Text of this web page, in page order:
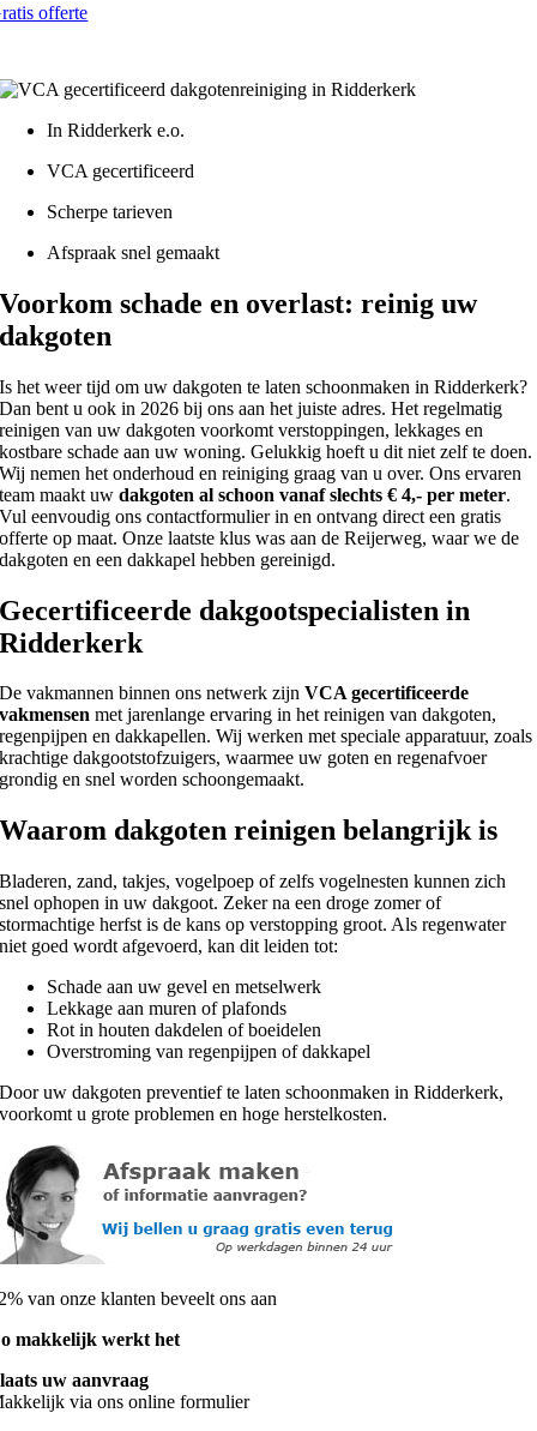
offerte
In Ridderkerk e.o.
VCA gecertificeerd
Scherpe tarieven
Afspraak snel gemaakt
Voorkom schade en overlast: reinig uw
dakgoten
Is het weer tijd om uw dakgoten te laten schoonmaken in Ridderkerk?
Dan bent u ook in 2026 bij ons aan het juiste adres. Het regelmatig
reinigen van uw dakgoten voorkomt verstoppingen, lekkages en
kostbare schade aan uw woning. Gelukkig hoeft u dit niet zelf te doen.
Wij nemen het onderhoud en reiniging graag van u over. Ons ervaren
team maakt uwdakgoten al schoon vanaf slechts € 4,- per meter.
Vul eenvoudig ons contactformulier in en ontvang direct een gratis
offerte op maat. Onze laatste klus was aan de Reijerweg, waar we de
dakgoten en een dakkapel hebben gereinigd.
Gecertificeerde dakgootspecialisten in
Ridderkerk
De vakmannen binnen ons netwerk zijnVCA gecertificeerde
vakmensen met jarenlange ervaring in het reinigen van dakgoten,
regenpijpen en dakkapellen. Wij werken met speciale apparatuur, zoals
krachtige dakgootstofzuigers, waarmee uw goten en regenafvoer
grondig en snel worden schoongemaakt.
Waarom dakgoten reinigen belangrijk is
Bladeren, zand, takjes, vogelpoep of zelfs vogelnesten kunnen zich
snel ophopen in uw dakgoot. Zeker na een droge zomer of
stormachtige herfst is de kans op verstopping groot. Als regenwater
niet goed wordt afgevoerd, kan dit leiden tot:
Schade aan uw gevel en metselwerk
Lekkage aan muren of plafonds
Rot in houten dakdelen of boeidelen
Overstroming van regenpijpen of dakkapel
Door uw dakgoten preventief te laten schoonmaken in Ridderkerk,
voorkomt u grote problemen en hoge herstelkosten.
van onze klanten beveelt ons aan
makkelijk werkt het
uw aanvraag
via ons online formulier